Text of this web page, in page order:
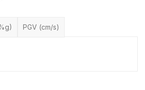
PGV (cm/s)